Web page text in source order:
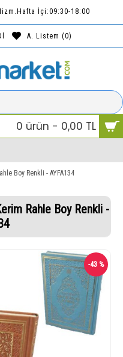
İçi:09:30-18:00
A. Listem (0)
0 ürün - 0,00 TL
Boy Renkli - AYFA134
Rahle Boy Renkli -
-43 %